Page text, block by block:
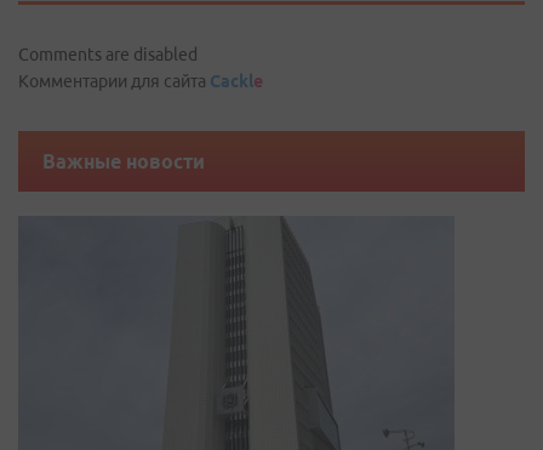
Comments are disabled
Комментарии для сайта Cackle
Важные новости